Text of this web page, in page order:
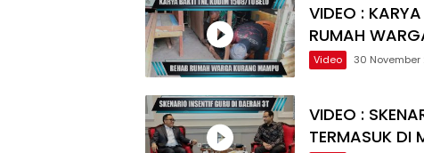
VIDEO :
RUMAH
Video 30 November
VIDEO :
TERMASUK DI